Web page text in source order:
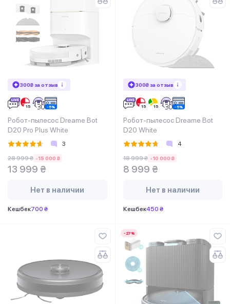
300₴ за отзыв
Робот-пылесос Dreame Bot
D20 Pro Plus White
3
28 999 ₴ -15 000 ₴
13 999 ₴
Нет в наличии
Кешбек700 ₴
300₴ за отзыв
Робот-пылесос Dreame Bot
D20 White
4
18 999 ₴ -10 000 ₴
8 999 ₴
Нет в наличии
Кешбек450 ₴
-27%